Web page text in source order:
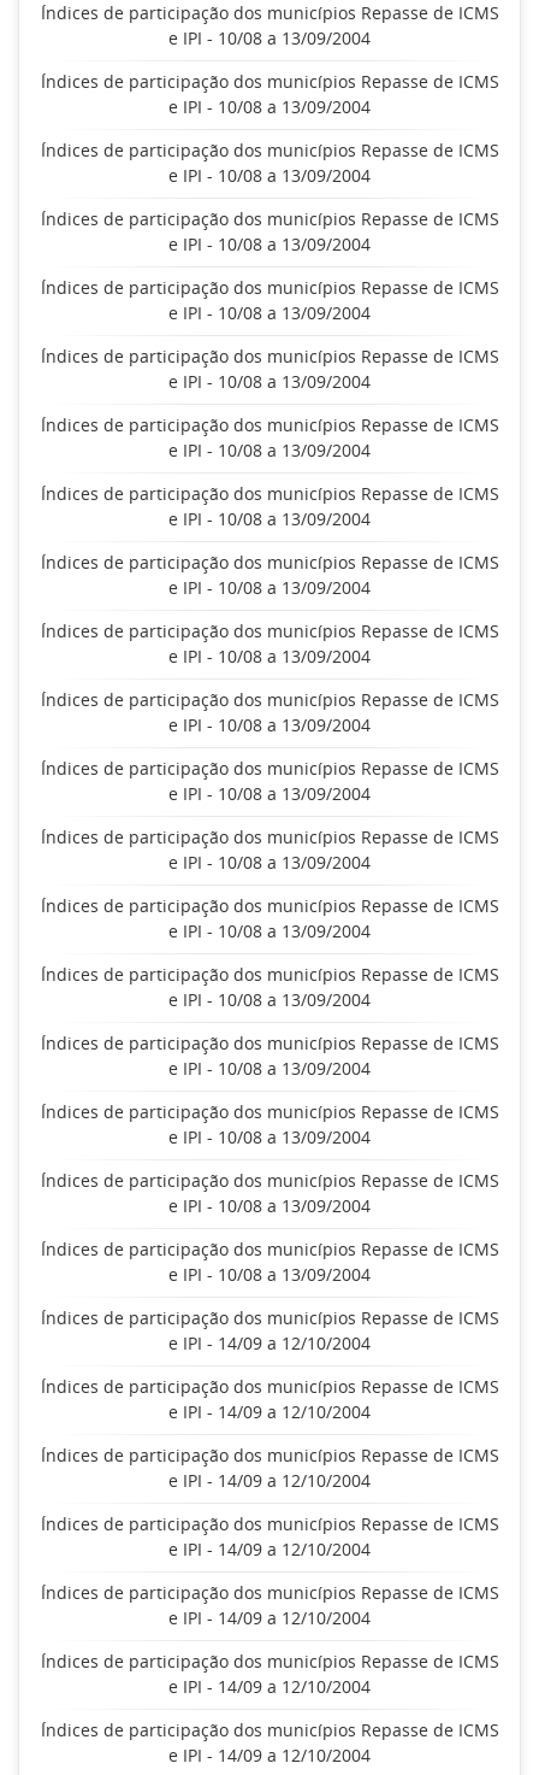
Índices de participação dos municípios Repasse de ICMS
e IPI - 10/08 a 13/09/2004
Índices de participação dos municípios Repasse de ICMS
e IPI - 10/08 a 13/09/2004
Índices de participação dos municípios Repasse de ICMS
e IPI - 10/08 a 13/09/2004
Índices de participação dos municípios Repasse de ICMS
e IPI - 10/08 a 13/09/2004
Índices de participação dos municípios Repasse de ICMS
e IPI - 10/08 a 13/09/2004
Índices de participação dos municípios Repasse de ICMS
e IPI - 10/08 a 13/09/2004
Índices de participação dos municípios Repasse de ICMS
e IPI - 10/08 a 13/09/2004
Índices de participação dos municípios Repasse de ICMS
e IPI - 10/08 a 13/09/2004
Índices de participação dos municípios Repasse de ICMS
e IPI - 10/08 a 13/09/2004
Índices de participação dos municípios Repasse de ICMS
e IPI - 10/08 a 13/09/2004
Índices de participação dos municípios Repasse de ICMS
e IPI - 10/08 a 13/09/2004
Índices de participação dos municípios Repasse de ICMS
e IPI - 10/08 a 13/09/2004
Índices de participação dos municípios Repasse de ICMS
e IPI - 10/08 a 13/09/2004
Índices de participação dos municípios Repasse de ICMS
e IPI - 10/08 a 13/09/2004
Índices de participação dos municípios Repasse de ICMS
e IPI - 10/08 a 13/09/2004
Índices de participação dos municípios Repasse de ICMS
e IPI - 10/08 a 13/09/2004
Índices de participação dos municípios Repasse de ICMS
e IPI - 10/08 a 13/09/2004
Índices de participação dos municípios Repasse de ICMS
e IPI - 10/08 a 13/09/2004
Índices de participação dos municípios Repasse de ICMS
e IPI - 10/08 a 13/09/2004
Índices de participação dos municípios Repasse de ICMS
e IPI - 14/09 a 12/10/2004
Índices de participação dos municípios Repasse de ICMS
e IPI - 14/09 a 12/10/2004
Índices de participação dos municípios Repasse de ICMS
e IPI - 14/09 a 12/10/2004
Índices de participação dos municípios Repasse de ICMS
e IPI - 14/09 a 12/10/2004
Índices de participação dos municípios Repasse de ICMS
e IPI - 14/09 a 12/10/2004
Índices de participação dos municípios Repasse de ICMS
e IPI - 14/09 a 12/10/2004
Índices de participação dos municípios Repasse de ICMS
e IPI - 14/09 a 12/10/2004